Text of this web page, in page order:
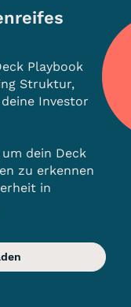
Playbook
Struktur,
Investor
dein Deck
zu erkennen
in